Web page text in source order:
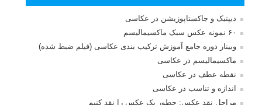
دیپتیک و جاکستا‌پوزیشن در عکاسی
۶۰ نمونه عکس سبک ماکسیمالیسم
وبینار دوره جامع آموزش ترکیب بندی عکاسی (فیلم ضبط شده)
ماکسیمالیسم در عکاسی
نقطه عطف در عکاسی
اندازه و تناسب در عکاسی
مراحل نقد عکس: چطور یک عکس را نقد کنیم